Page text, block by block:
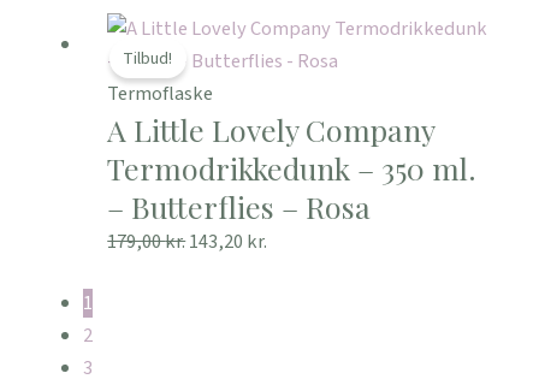
Tilbud!
Termoflaske
A Little Lovely Company
Termodrikkedunk – 350 ml.
– Butterflies – Rosa
179,00kr.
Den
oprindelige
pris
var:
179,00 kr..
143,20 kr.
Den
aktuelle
er:
143,20 kr..
1
2
3